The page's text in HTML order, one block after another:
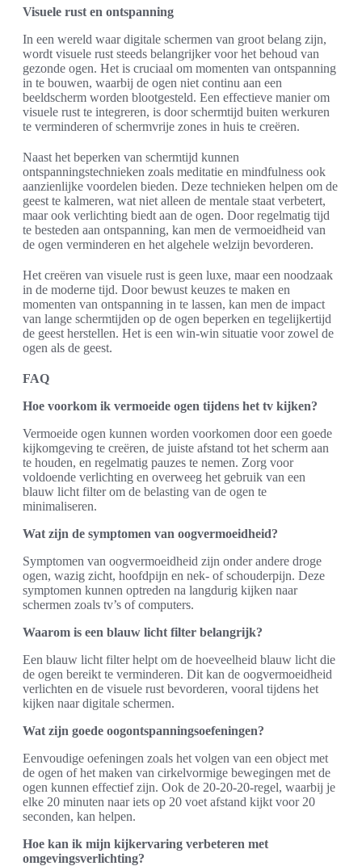
Visuele rust en ontspanning
In een wereld waar digitale schermen van groot belang zijn,
wordt visuele rust steeds belangrijker voor het behoud van
gezonde ogen. Het is cruciaal om momenten van ontspanning
in te bouwen, waarbij de ogen niet continu aan een
beeldscherm worden blootgesteld. Een effectieve manier om
visuele rust te integreren, is door schermtijd buiten werkuren
te verminderen of schermvrije zones in huis te creëren.
Naast het beperken van schermtijd kunnen
ontspanningstechnieken zoals meditatie en mindfulness ook
aanzienlijke voordelen bieden. Deze technieken helpen om de
geest te kalmeren, wat niet alleen de mentale staat verbetert,
maar ook verlichting biedt aan de ogen. Door regelmatig tijd
te besteden aan ontspanning, kan men de vermoeidheid van
de ogen verminderen en het algehele welzijn bevorderen.
Het creëren van visuele rust is geen luxe, maar een noodzaak
in de moderne tijd. Door bewust keuzes te maken en
momenten van ontspanning in te lassen, kan men de impact
van lange schermtijden op de ogen beperken en tegelijkertijd
de geest herstellen. Het is een win-win situatie voor zowel de
ogen als de geest.
FAQ
Hoe voorkom ik vermoeide ogen tijdens het tv kijken?
Vermoeide ogen kunnen worden voorkomen door een goede
kijkomgeving te creëren, de juiste afstand tot het scherm aan
te houden, en regelmatig pauzes te nemen. Zorg voor
voldoende verlichting en overweeg het gebruik van een
blauw licht filter om de belasting van de ogen te
minimaliseren.
Wat zijn de symptomen van oogvermoeidheid?
Symptomen van oogvermoeidheid zijn onder andere droge
ogen, wazig zicht, hoofdpijn en nek- of schouderpijn. Deze
symptomen kunnen optreden na langdurig kijken naar
schermen zoals tv’s of computers.
Waarom is een blauw licht filter belangrijk?
Een blauw licht filter helpt om de hoeveelheid blauw licht die
de ogen bereikt te verminderen. Dit kan de oogvermoeidheid
verlichten en de visuele rust bevorderen, vooral tijdens het
kijken naar digitale schermen.
Wat zijn goede oogontspanningsoefeningen?
Eenvoudige oefeningen zoals het volgen van een object met
de ogen of het maken van cirkelvormige bewegingen met de
ogen kunnen effectief zijn. Ook de 20-20-20-regel, waarbij je
elke 20 minuten naar iets op 20 voet afstand kijkt voor 20
seconden, kan helpen.
Hoe kan ik mijn kijkervaring verbeteren met
omgevingsverlichting?